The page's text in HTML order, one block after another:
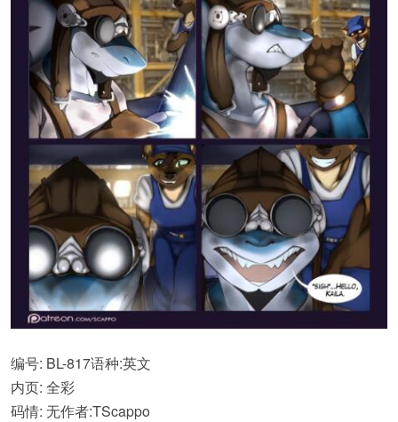
编号: BL-817语种:英文
内页: 全彩
码情: 无作者:TScappo